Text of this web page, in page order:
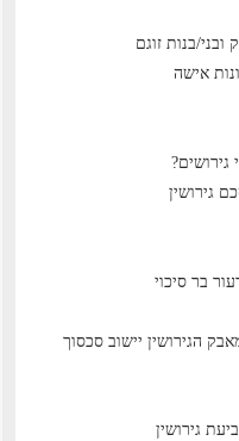
בנות זוגם
אישה
גירושין
בר סיכוי
הגירושיןיישוב סכסוך
גירושין